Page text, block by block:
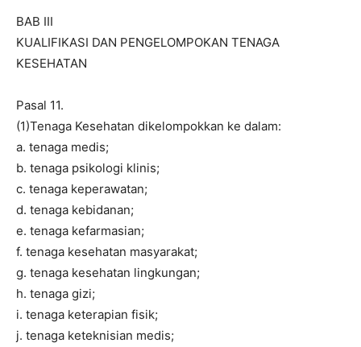
BAB III
KUALIFIKASI DAN PENGELOMPOKAN TENAGA
KESEHATAN
Pasal 11.
(1)Tenaga Kesehatan dikelompokkan ke dalam:
a. tenaga medis;
b. tenaga psikologi klinis;
c. tenaga keperawatan;
d. tenaga kebidanan;
e. tenaga kefarmasian;
f. tenaga kesehatan masyarakat;
g. tenaga kesehatan lingkungan;
h. tenaga gizi;
i. tenaga keterapian fisik;
j. tenaga keteknisian medis;